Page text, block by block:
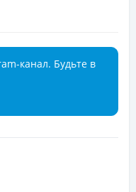
канал. Будьте в